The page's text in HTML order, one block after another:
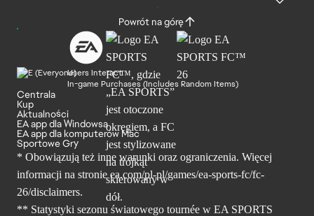
Powrót na górę
Users Interact
In-game Purchases (Includes Random Items)
Centrala
Kup
Aktualności
EA app dla Windowsa
EA app dla komputerów Mac
Sportowe Gry
* Obowiązują też inne warunki oraz ograniczenia. Więcej
informacji na stronie ea.com/pl-pl/games/ea-sports-fc/fc-
26/disclaimers.
** Statystyki sezonu światowego tournée w EA SPORTS